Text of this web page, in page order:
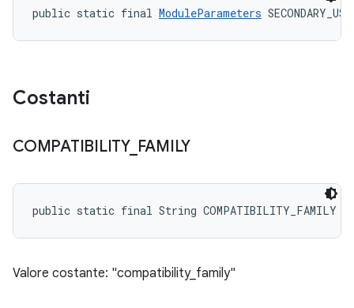
public static final ModuleParameters
Costanti
COMPATIBILITY_ FAMILY
public static final String COMPATIBILITY_FAMILY
Valore costante: "compatibility_family"